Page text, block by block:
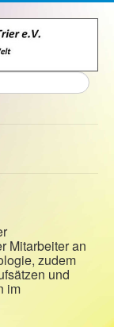
Mitarbeiter an
zudem
und
im